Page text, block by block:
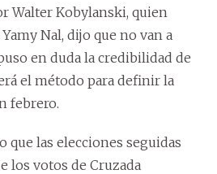
Walter Kobylanski, quien
Nal, dijo que no van a
en duda la credibilidad de
el método para definir la
febrero.
que las elecciones seguidas
los votos de Cruzada